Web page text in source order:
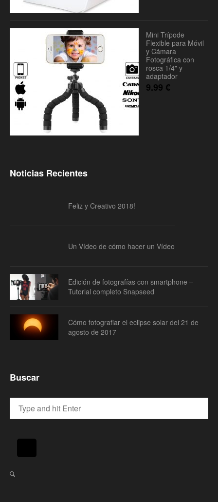
Mini Trípode
Flexible para Móvil
y Cámara
Fotográfica con
rosca 1/4" y
adaptador
9.99 €
Noticias Recientes
Feliz y Creativo 2018!
Un Vídeo de cómo hacer un Vídeo
Edición de fotografías con smartphone –
Tutorial completo Snapseed
Cómo fotografiar el eclipse solar del 21 de
agosto de 2017
Buscar